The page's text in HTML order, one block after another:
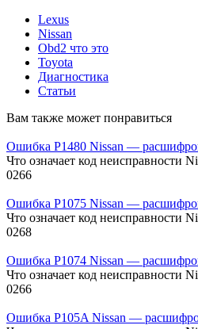
Lexus
Nissan
Obd2 что это
Toyota
Диагностика
Статьи
Вам также может понравиться
Ошибка P1480 Nissan —
Что означает код неисправности
0266
Ошибка P1075 Nissan —
Что означает код неисправности
0268
Ошибка P1074 Nissan —
Что означает код неисправности
0266
Ошибка P105A Nissan —